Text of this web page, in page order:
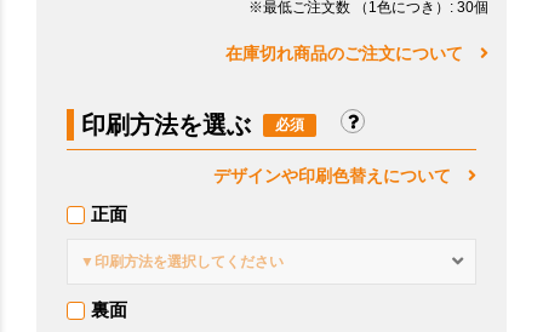
※最低ご注文数 （1色につき） : 30個
在庫切れ商品のご注文について
印刷方法を選ぶ
デザインや印刷色替えについて
正面
▼印刷方法を選択してください
裏面